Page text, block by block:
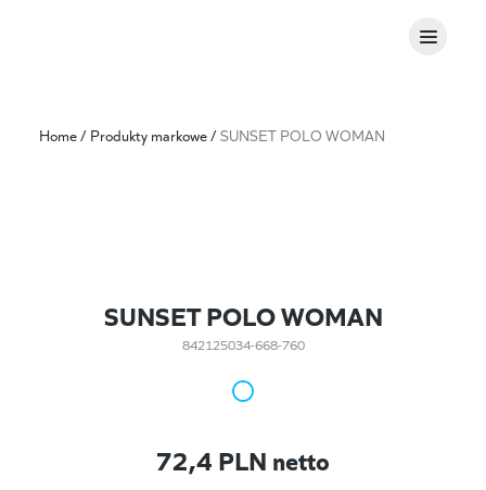
Home/ Produkty markowe/SUNSET POLO WOMAN
SUNSET POLO WOMAN
842125034-668-760
72,4 PLN netto